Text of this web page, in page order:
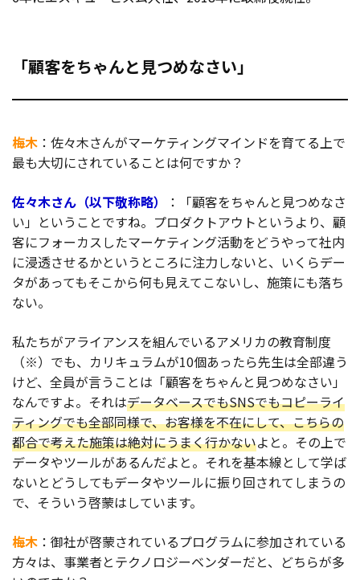
「顧客をちゃんと見つめなさい」
梅木 ：佐々木さんがマーケティングマインドを育てる上で
最も大切にされていることは何ですか？
佐々木さん（以下敬称略）
：「顧客をちゃんと見つめなさ
い」ということですね。プロダクトアウトというより、顧
客にフォーカスしたマーケティング活動をどうやって社内
に浸透させるかというところに注力しないと、いくらデー
タがあってもそこから何も見えてこないし、施策にも落ち
ない。
私たちがアライアンスを組んでいるアメリカの教育制度
（※）でも、カリキュラムが10個あったら先生は全部違う
けど、全員が言うことは「顧客をちゃんと見つめなさい」
なんですよ。それはデータベースでもSNSでもコピーライ
ティングでも全部同様で、お客様を不在にして、こちらの
都合で考えた施策は絶対にうまく行かないよと。その上で
データやツールがあるんだよと。それを基本線として学ば
ないとどうしてもデータやツールに振り回されてしまうの
で、そういう啓蒙はしています。
梅木 ：御社が啓蒙されているプログラムに参加されている
方々は、事業者とテクノロジーベンダーだと、どちらが多